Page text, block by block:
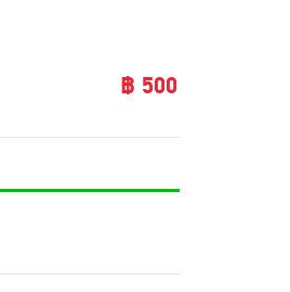
฿ 500